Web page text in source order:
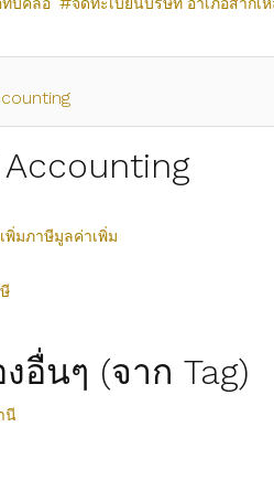
พิ่มภาษีมูลค่าเพิ่ม
อื่นๆ (จาก Tag)
นี